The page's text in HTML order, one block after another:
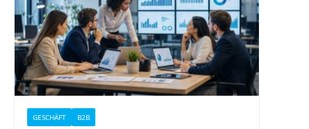
GESCHÄFT B2B